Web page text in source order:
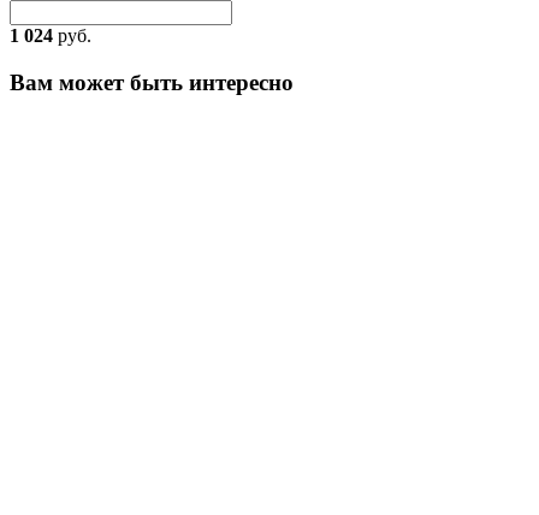
1 024 руб.
Вам может быть интересно